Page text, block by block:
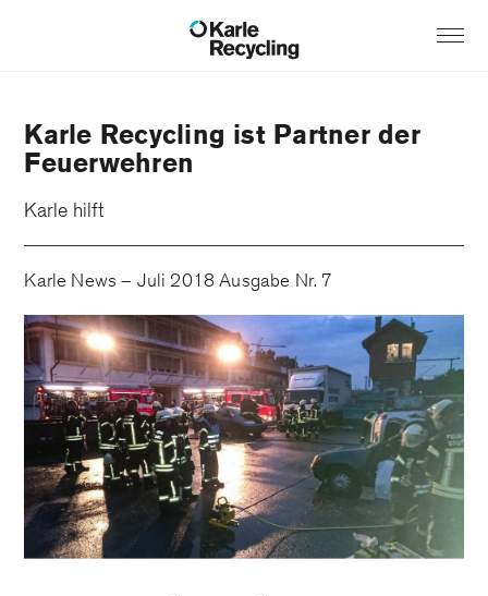
Karle Recycling ist Partner der
Feuerwehren
Karle hilft
Karle News – Juli 2018 Ausgabe Nr. 7